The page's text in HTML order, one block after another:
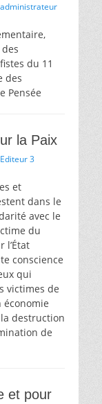
administrateur
du 11
des
Pensée
la Paix
Editeur 3
et
dans le
avec le
du
l’État
conscience
qui
victimes de
économie
destruction
de
et pour